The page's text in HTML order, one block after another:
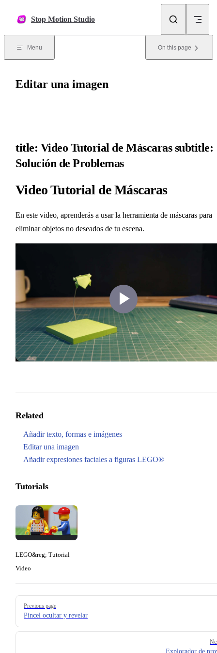
Stop Motion Studio
Menu On this page
Editar una imagen
title: Video Tutorial de Máscaras subtitle:
Solución de Problemas
Video Tutorial de Máscaras
En este video, aprenderás a usar la herramienta de máscaras para
eliminar objetos no deseados de tu escena.
Play
Video
Related
Añadir texto, formas e imágenes
Editar una imagen
Añadir expresiones faciales a figuras LEGO®
Tutorials
LEGO&reg; Tutorial
Video
Pager
Previous page
Pincel ocultar y revelar
Explorador de